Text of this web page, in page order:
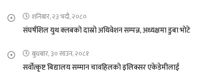
शनिबार, २३ भदौ, २०८०
संघर्षशिल युथ क्लबको दास्रो अधिवेशन सम्पन्न, अध्यक्षमा डुबा भोटे
बुधबार, ३० साउन, २०८१
सर्वोत्कृष्ट बिद्यालय सम्मान चावहिलको इलिक्सर एकेडेमीलाई